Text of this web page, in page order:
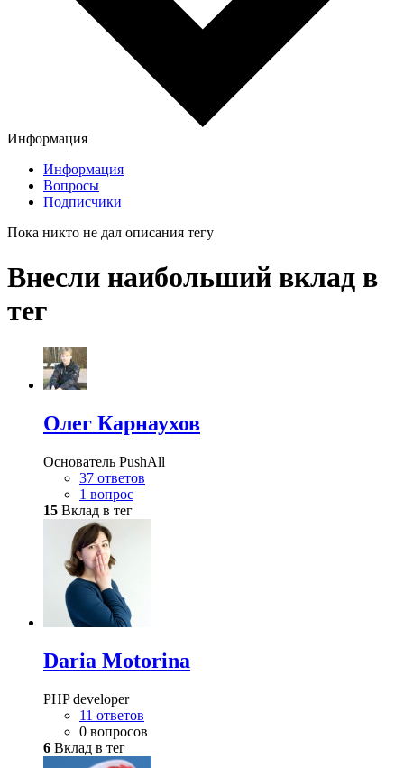
Информация
Информация
Вопросы
Подписчики
Пока никто не дал описания тегу
Внесли наибольший вклад в
тег
Олег Карнаухов
Основатель PushAll
37 ответов
1 вопрос
15 Вклад в тег
Daria Motorina
PHP developer
11 ответов
0 вопросов
6 Вклад в тег